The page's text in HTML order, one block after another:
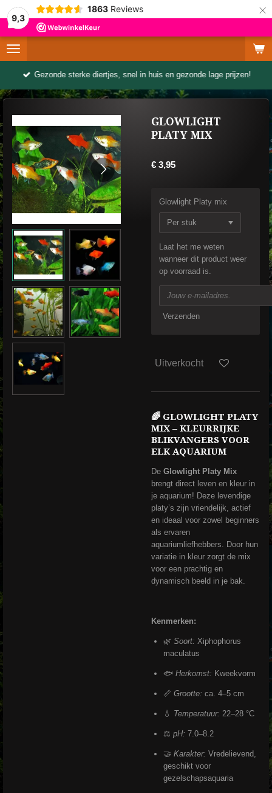
9,3
1863 Reviews ×
Gezonde sterke diertjes, snel in huis en gezonde lage prijzen!
GLOWLIGHT
PLATY MIX
€ 3,95
Glowlight Platy mix
Laat het me weten
wanneer dit product weer
op voorraad is.
Verzenden
Uitverkocht
🌈 GLOWLIGHT PLATY
MIX – KLEURRIJKE
BLIKVANGERS VOOR
ELK AQUARIUM
De Glowlight Platy Mix
brengt direct leven en kleur in
je aquarium! Deze levendige
platy’s zijn vriendelijk, actief
en ideaal voor zowel beginners
als ervaren
aquariumliefhebbers. Door hun
variatie in kleur zorgt de mix
voor een prachtig en
dynamisch beeld in je bak.
Kenmerken:
🌿 Soort: Xiphophorus
maculatus
🐟 Herkomst: Kweekvorm
📏 Grootte: ca. 4–5 cm
💧 Temperatuur: 22–28 °C
⚖️ pH: 7.0–8.2
🤝 Karakter: Vredelievend,
geschikt voor
gezelschapsaquaria